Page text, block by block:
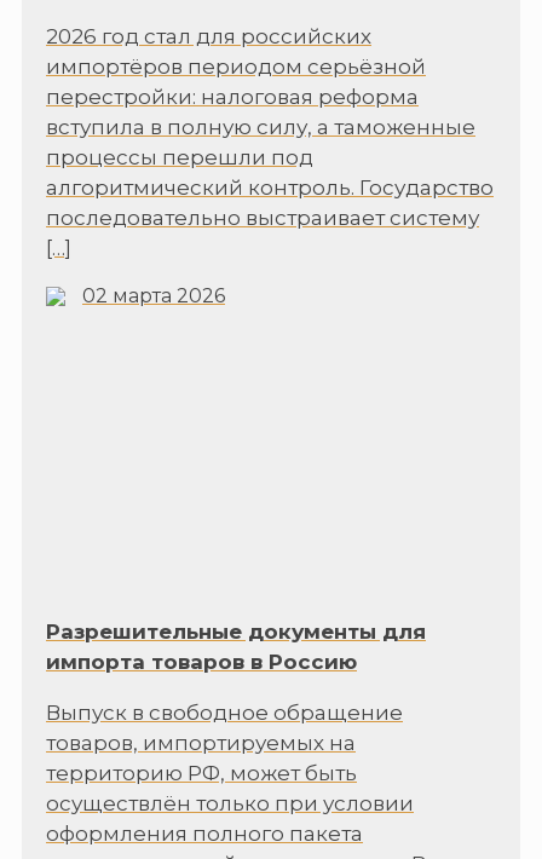
2026 год стал для российских
импортёров периодом серьёзной
перестройки: налоговая реформа
вступила в полную силу, а таможенные
процессы перешли под
алгоритмический контроль. Государство
последовательно выстраивает систему
[…]
02 марта 2026
Разрешительные документы для
импорта товаров в Россию
Выпуск в свободное обращение
товаров, импортируемых на
территорию РФ, может быть
осуществлён только при условии
оформления полного пакета